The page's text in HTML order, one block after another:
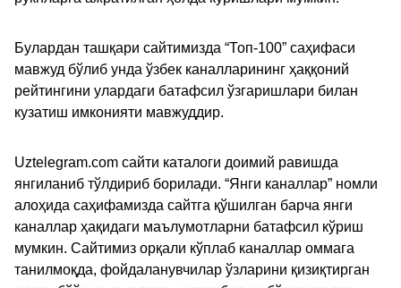
Булардан ташқари сайтимизда “Топ-100” саҳифаси
мавжуд бўлиб унда ўзбек каналларининг ҳаққоний
рейтингини улардаги батафсил ўзгаришлари билан
кузатиш имконияти мавжуддир.
Uztelegram.com сайти каталоги доимий равишда
янгиланиб тўлдириб борилади. “Янги каналлар” номли
алоҳида саҳифамизда сайтга қўшилган барча янги
каналлар ҳақидаги маълумотларни батафсил кўриш
мумкин. Сайтимиз орқали кўплаб каналлар оммага
танилмоқда, фойдаланувчилар ўзларини қизиқтирган